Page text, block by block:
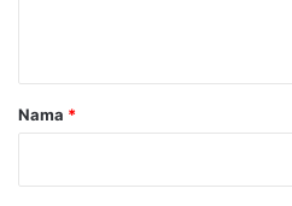
r
Nama *